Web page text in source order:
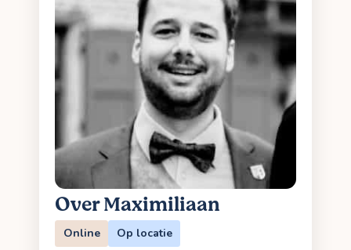
Over Maximiliaan
Online Op locatie